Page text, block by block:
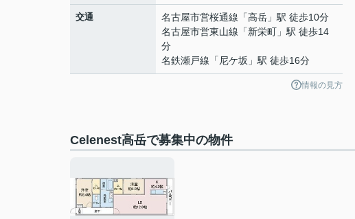
交通 名古屋市営桜通線 「高岳 」駅 徒歩10分
名古屋市営東山線 「新栄町 」駅 徒歩14
分
名鉄瀬戸線 「 尼ケ坂 」駅 徒歩16分
情報の見方
Celenest高岳で募集中の物件